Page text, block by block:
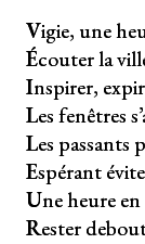
Vigie, une
Écouter la
Inspirer,
Les fenêtres
Les passants
Espérant
Une heure
Rester